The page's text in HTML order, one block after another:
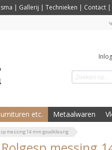
| Gallerij | Technieken | Contact |
etc. Metaalwaren
messing 14 mm goudkleurig